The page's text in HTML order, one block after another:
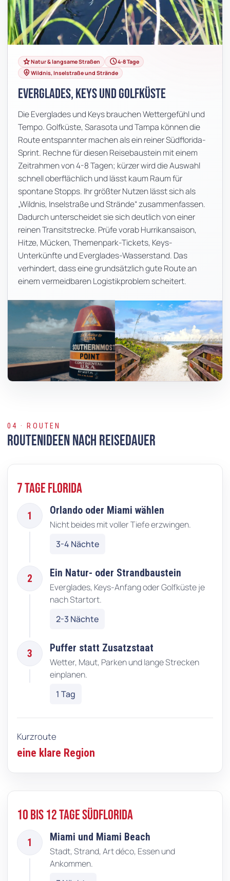
gradeNatur & langsame Straßen schedule4-8 Tage
person_pin_circleWildnis, Inselstraße und Strände
Everglades, Keys und Golfküste
Die Everglades und Keys brauchen Wettergefühl und
Tempo. Golfküste, Sarasota und Tampa können die
Route entspannter machen als ein reiner Südflorida-
Sprint. Rechne für diesen Reisebaustein mit einem
Zeitrahmen von 4-8 Tagen; kürzer wird die Auswahl
schnell oberflächlich und lässt kaum Raum für
spontane Stopps. Ihr größter Nutzen lässt sich als
„Wildnis, Inselstraße und Strände“ zusammenfassen.
Dadurch unterscheidet sie sich deutlich von einer
reinen Transitstrecke. Prüfe vorab Hurrikansaison,
Hitze, Mücken, Themenpark-Tickets, Keys-
Unterkünfte und Everglades-Wasserstand. Das
verhindert, dass eine grundsätzlich gute Route an
einem vermeidbaren Logistikproblem scheitert.
04 · ROUTEN
Routenideen nach Reisedauer
7 Tage Florida
1 Orlando oder Miami wählen
Nicht beides mit voller Tiefe erzwingen.
3-4 Nächte
2 Ein Natur- oder Strandbaustein
Everglades, Keys-Anfang oder Golfküste je
nach Startort.
2-3 Nächte
3 Puffer statt Zusatzstaat
Wetter, Maut, Parken und lange Strecken
einplanen.
1 Tag
Kurzroute
eine klare Region
10 bis 12 Tage Südflorida
1 Miami und Miami Beach
Stadt, Strand, Art déco, Essen und
Ankommen.